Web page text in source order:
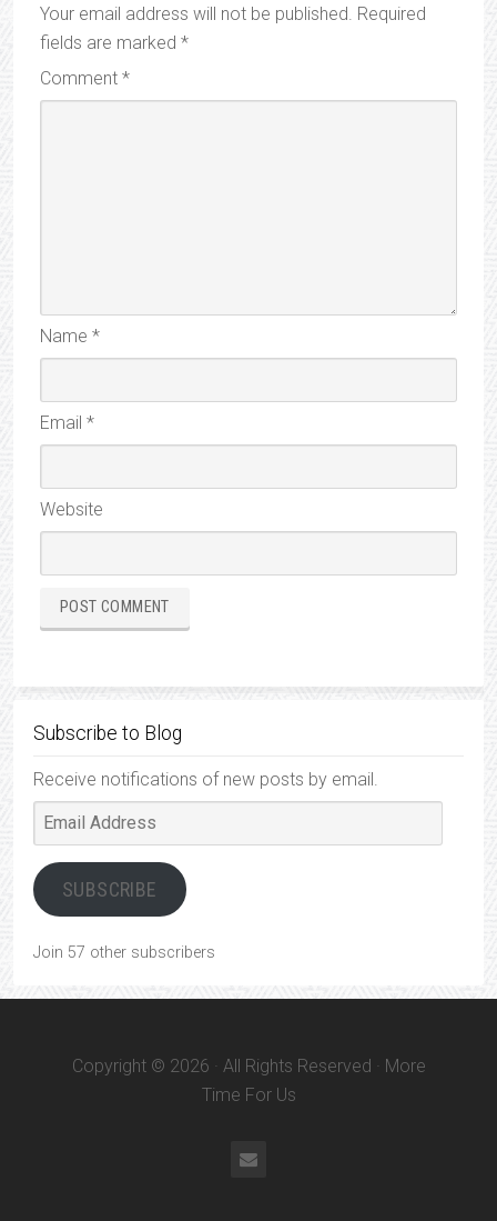
Your email address will not be published. Required
fields are marked *
Comment *
Name *
Email *
Website
Subscribe to Blog
Receive notifications of new posts by email.
Email
Address
SUBSCRIBE
Join 57 other subscribers
Copyright © 2026 · All Rights Reserved · More
Time For Us